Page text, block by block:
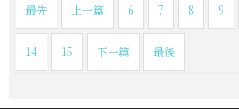
最先 上一篇 6 7 8 9
14 15 下一篇 最後